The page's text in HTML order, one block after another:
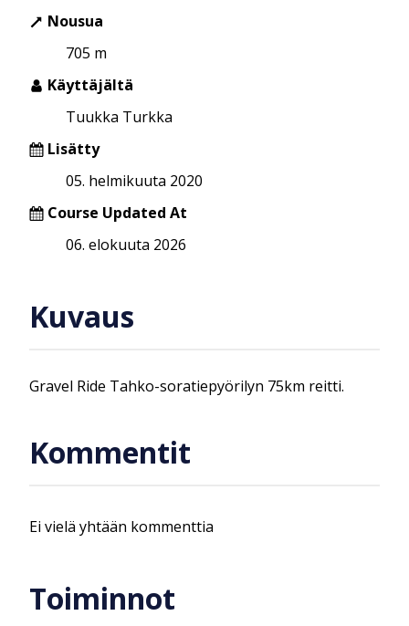
Nousua
705 m
Käyttäjältä
Tuukka Turkka
Lisätty
05. helmikuuta 2020
Course Updated At
06. elokuuta 2026
Kuvaus
Gravel Ride Tahko-soratiepyörilyn 75km reitti.
Kommentit
Ei vielä yhtään kommenttia
Toiminnot